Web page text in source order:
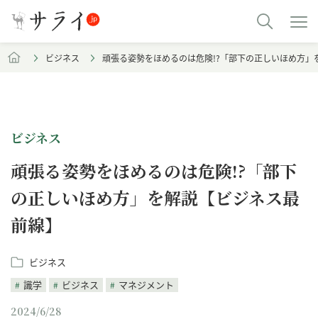
ビジネス 頑張る姿勢をほめるのは危険!?「部下の正しいほめ方
ビジネス
頑張る姿勢をほめるのは危険!?「部下
の正しいほめ方」を解説【ビジネス最
前線】
ビジネス
識学
ビジネス マネジメント
2024/6/28